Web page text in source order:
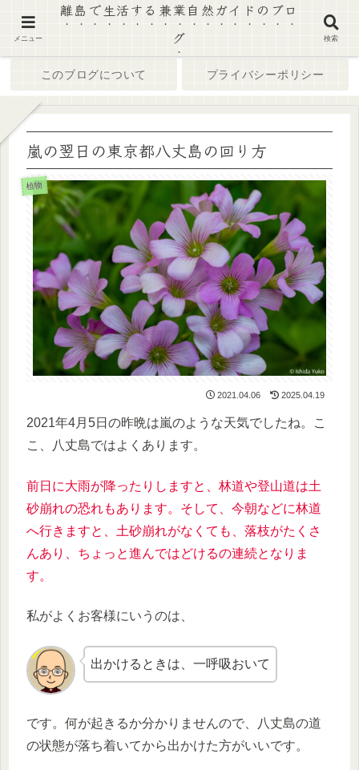
このブログについて プライバシーポリシー
嵐の翌日の東京都八丈島の回り方
植物
2021.04.06 2025.04.19
2021年4月5日の昨晩は嵐のような天気でしたね。こ
こ、八丈島ではよくあります。
前日に大雨が降ったりしますと、林道や登山道は土
砂崩れの恐れもあります。そして、今朝などに林道
へ行きますと、土砂崩れがなくても、落枝がたくさ
んあり、ちょっと進んではどけるの連続となりま
す。
私がよくお客様にいうのは、
出かけるときは、一呼吸おいて
です。何が起きるか分かりませんので、八丈島の道
の状態が落ち着いてから出かけた方がいいです。
メニュー
離島で生活する兼業自然ガイドのブロ
グ
検索